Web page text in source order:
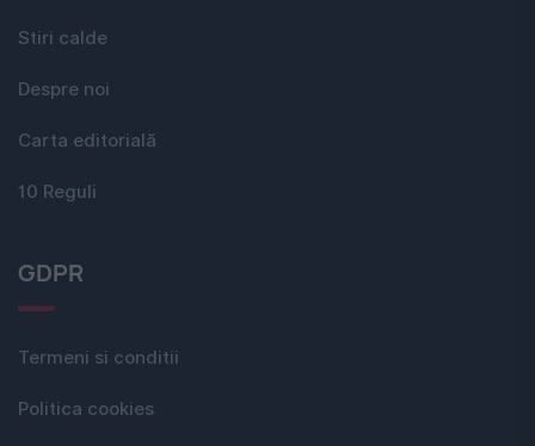
Stiri calde
Despre noi
Carta editorială
10 Reguli
GDPR
Termeni si conditii
Politica cookies